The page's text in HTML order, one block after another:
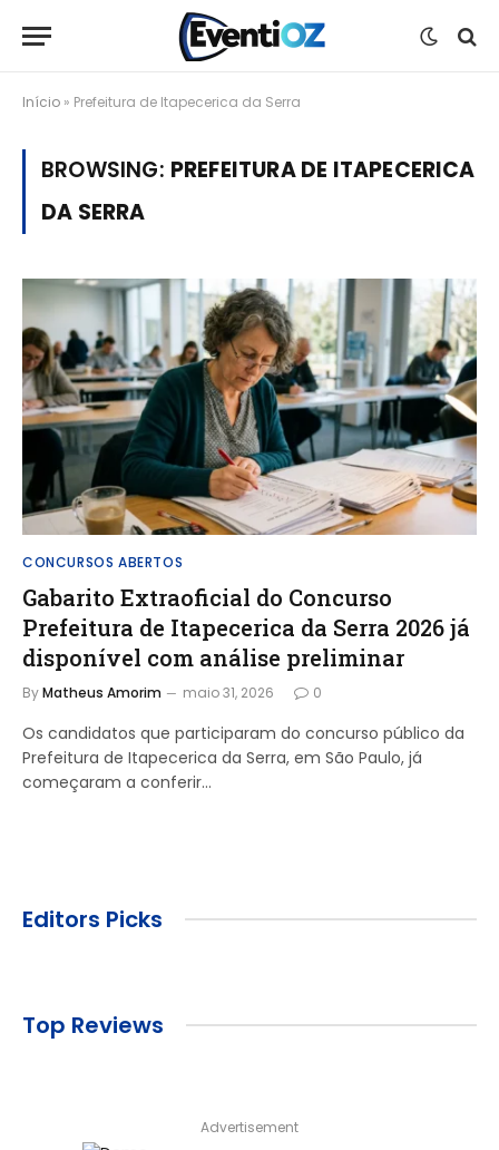
Início » Prefeitura de Itapecerica da Serra
BROWSING: PREFEITURA DE ITAPECERICA
DA SERRA
CONCURSOS ABERTOS
Gabarito Extraoficial do Concurso
Prefeitura de Itapecerica da Serra 2026 já
disponível com análise preliminar
ByMatheus Amorim maio 31, 2026 0
Os candidatos que participaram do concurso público da
Prefeitura de Itapecerica da Serra, em São Paulo, já
começaram a conferir…
Editors Picks
Top Reviews
Advertisement